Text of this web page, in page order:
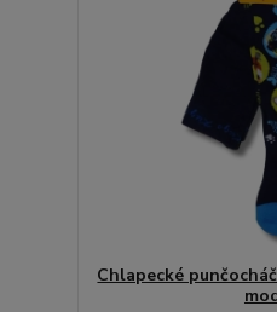
Chlapecké